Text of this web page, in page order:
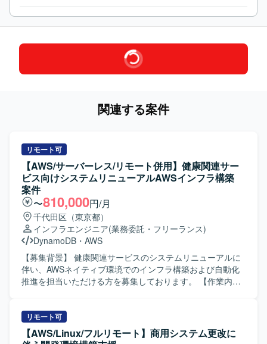
関連する案件
リモート可
【AWS/サーバーレス/リモート併用】健康関連サー
ビス向けシステムリニューアルAWSインフラ構築
案件
〜810,000円/月
千代田区（東京都）
インフラエンジニア(業務委託・フリーランス)
DynamoDB ・ AWS
【募集背景】 健康関連サービスのシステムリニューアルに
伴い、AWSネイティブ環境でのインフラ構築および自動化
推進を担当いただける方を募集しております。 【作業内
Actionsを用いた自動ビルド／デプロイ／テスト設定（ECR
連携）を実施していただきます。 Lambdaを用いた大量受
検の自動テスト推進を行っていただきます。 その他、メン
リモート可
【AWS/Linux/フルリモート】商用システム更改に